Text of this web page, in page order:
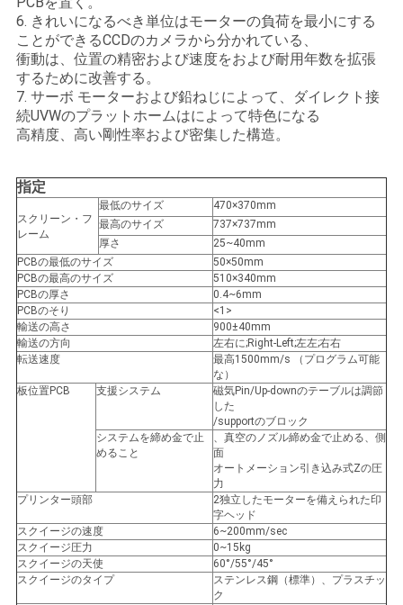
引
用
を
要
求
し
な
さ
い
図
PRIVACY
POLICY
6. きれいになるべき単位はモーターの負荷を最小にする
ことができるCCDのカメラから分かれている、
衝動は、位置の精密および速度をおよび耐用年数を拡張
するために改善する。
7. サーボ モーターおよび鉛ねじによって、ダイレクト接
続UVWのプラットホームはによって特色になる
高精度、高い剛性率および密集した構造。
指定
スクリーン・フ
レーム
最低のサイズ
470×370mm
最高のサイズ
737×737mm
厚さ
25~40mm
PCBの最低のサイズ
50×50mm
PCBの最高のサイズ
510×340mm
PCBの厚さ
0.4~6mm
PCBのそり
<1>
輸送の高さ
900±40mm
輸送の方向
左右に;Right-Left;左左;右右
転送速度
最高1500mm/s （プログラム可能
な）
板位置PCB
支援システム
磁気Pin/Up-downのテーブルは調節
した
/supportのブロック
システムを締め金で止
めること
、真空のノズル締め金で止める、側
面
オートメーション引き込み式Zの圧
力
プリンター頭部
2独立したモーターを備えられた印
字ヘッド
スクイージの速度
6~200mm/sec
スクイージ圧力
0~15kg
スクイージの天使
60°/55°/45°
スクイージのタイプ
ステンレス鋼（標準）、プラスチッ
ク